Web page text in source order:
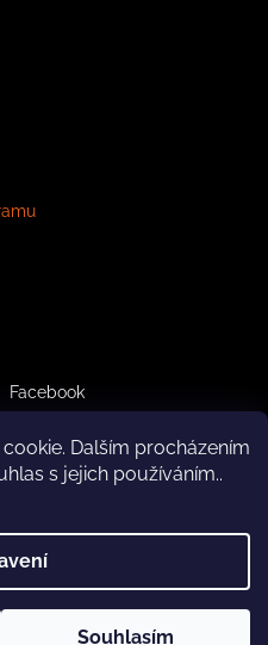
Dalším procházením
s jejich používáním..
Souhlasím
produkty doručovat až po
Facebook
cookies